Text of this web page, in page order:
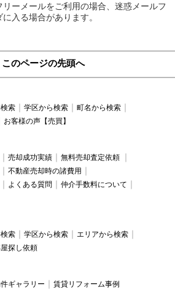
ーメールをご利用の場合、迷惑メールフ
に入る場合があります。
このページの先頭へ
索 学区から検索
町名から検索
お客様の声【売買】
売却成功実績
無料売却査定依頼
不動産売却時の諸費用
よくある質問
仲介手数料について
索 学区から検索
エリアから検索
探し依頼
ギャラリー 賃貸リフォーム事例